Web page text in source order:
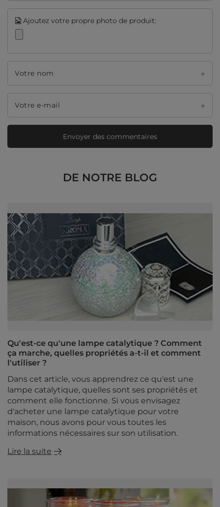
Ajoutez votre propre photo de produit:
Votre nom
Votre e-mail
Envoyer des commentaires
DE NOTRE BLOG
Qu'est-ce qu'une lampe catalytique ? Comment
ça marche, quelles propriétés a-t-il et comment
l'utiliser ?
Dans cet article, vous apprendrez ce qu'est une
lampe catalytique, quelles sont ses propriétés et
comment elle fonctionne. Si vous envisagez
d'acheter une lampe catalytique pour votre
maison, nous avons pour vous toutes les
informations nécessaires sur son utilisation.
Lire la suite